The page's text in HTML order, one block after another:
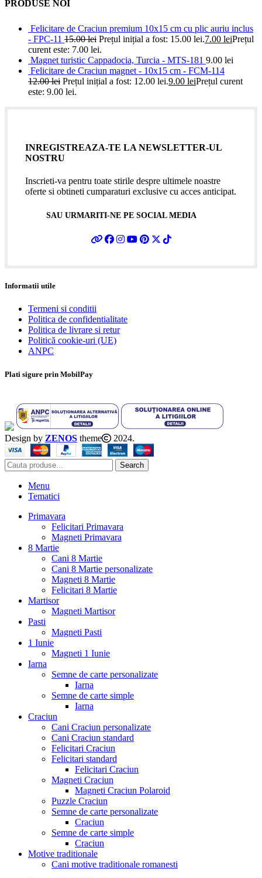
PRODUSE NOI
Felicitare de Craciun premium 10x15 cm cu plic auriu inclus
- FPC-11 15.00lei Prețul inițial a fost: 15.00 lei.7.00 leiPrețul
curent este: 7.00 lei.
Magnet turistic Cappadocia, Turcia - MTS-181 9.00 lei
Felicitare de Craciun magnet - 10x15 cm - FCM-114
12.00lei Prețul inițial a fost: 12.00 lei.9.00 leiPrețul curent
este: 9.00 lei.
INREGISTREAZA-TE LA NEWSLETTER-UL
NOSTRU
Inscrieti-va pentru toate stirile despre ultimele noastre
oferte si obtineti cumparaturi exclusive cu acces anticipat.
SAU URMARITI-NE PE SOCIAL MEDIA
Informatii utile
Termeni si conditii
Politica de confidentialitate
Politica de livrare si retur
Politică cookie-uri (UE)
ANPC
Plati sigure prin MobilPay
Design by ZENOS theme 2024.
Search
Menu
Tematici
Primavara
Felicitari Primavara
Magneti Primavara
8 Martie
Cani 8 Martie
Cani 8 Martie personalizate
Magneti 8 Martie
Felicitari 8 Martie
Martisor
Magneti Martisor
Pasti
Magneti Pasti
1 Iunie
Magneti 1 Iunie
Iarna
Semne de carte personalizate
Iarna
Semne de carte simple
Iarna
Craciun
Cani Craciun personalizate
Cani Craciun standard
Felicitari Craciun
Felicitari standard
Felicitari Craciun
Magneti Craciun
Magneti Craciun Polaroid
Puzzle Craciun
Semne de carte personalizate
Craciun
Semne de carte simple
Craciun
Motive traditionale
Cani motive traditionale romanesti